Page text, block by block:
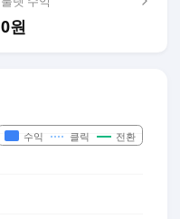
0원